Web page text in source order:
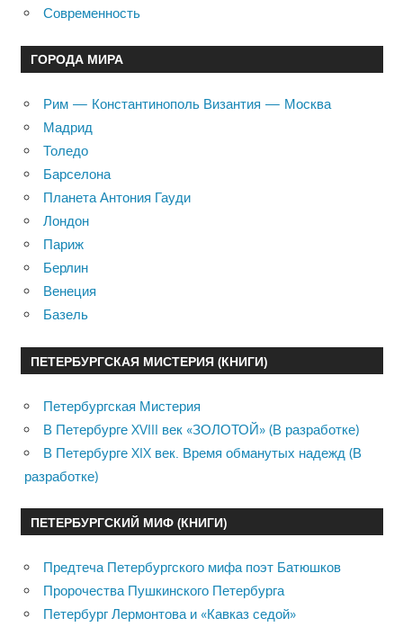
Современность
ГОРОДА МИРА
Рим — Константинополь Византия — Москва
Мадрид
Толедо
Барселона
Планета Антония Гауди
Лондон
Париж
Берлин
Венеция
Базель
ПЕТЕРБУРГСКАЯ МИСТЕРИЯ (КНИГИ)
Петербургская Мистерия
В Петербурге XVIII век «ЗОЛОТОЙ» (В разработке)
В Петербурге XIX век. Время обманутых надежд (В
разработке)
ПЕТЕРБУРГСКИЙ МИФ (КНИГИ)
Предтеча Петербургского мифа поэт Батюшков
Пророчества Пушкинского Петербурга
Петербург Лермонтова и «Кавказ седой»